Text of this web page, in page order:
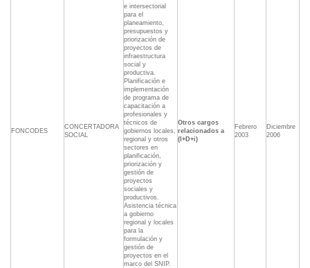
FONCODES
CONCERTADORA
SOCIAL
e intersectorial
para el
planeamiento,
presupuestos y
priorización de
proyectos de
infraestructura
social y
productiva.
Planificación e
implementación
de programa de
capacitación a
profesionales y
técnicos de
gobiernos locales,
regional y otros
sectores en
planificación,
priorización y
gestión de
proyectos
sociales y
productivos.
Asistencia técnica
a gobierno
regional y locales
para la
formulación y
gestión de
proyectos en el
marco del SNIP.
Otros cargos
relacionados a
(I+D+i)
Febrero
2003
Diciembre
2006